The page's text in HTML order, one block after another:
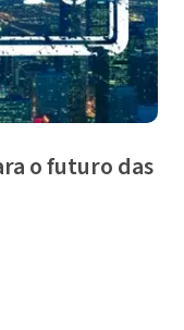
o futuro das